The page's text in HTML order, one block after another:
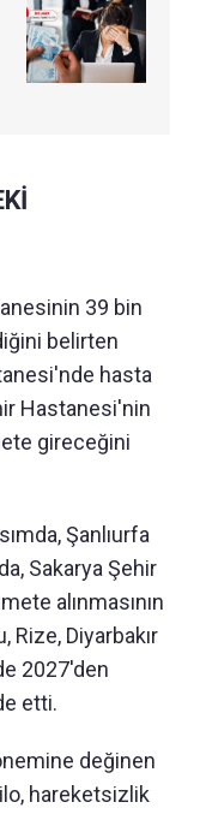
39 bin
belirten
hasta
Hastanesi'nin
gireceğini
Şanlıurfa
Sakarya Şehir
alınmasının
Rize, Diyarbakır
2027'den
etti.
değinen
hareketsizlik